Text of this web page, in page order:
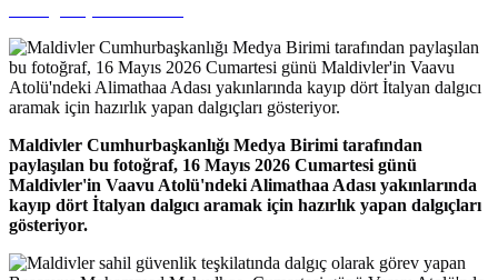
Maldivler Cumhurbaşkanlığı Medya Birimi tarafından
paylaşılan bu fotoğraf, 16 Mayıs 2026 Cumartesi günü
Maldivler'in Vaavu Atolü'ndeki Alimathaa Adası yakınlarında
kayıp dört İtalyan dalgıcı aramak için hazırlık yapan dalgıçları
gösteriyor.